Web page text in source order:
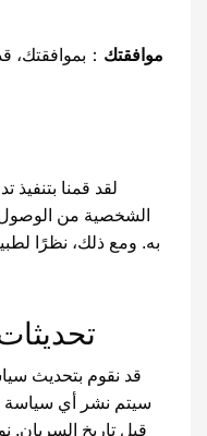
موافقتك ：
لقد قمنا بتنفيذ
الشخصية من الوصول
به. ومع ذلك، نظرًا
قد نقوم بتحديث
سيتم نشر أي
قبل تاريخ السريان.